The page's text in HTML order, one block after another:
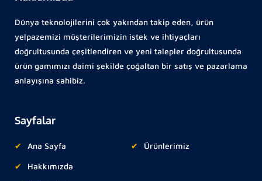
Dünya teknolojilerini çok yakından takip eden, ürün
yelpazemizi müşterilerimizin istek ve ihtiyaçları
doğrultusunda çeşitlendiren ve yeni talepler doğrultusunda
ürün gamımızı daimi şekilde çoğaltan bir satış ve pazarlama
anlayışına sahibiz.
Sayfalar
Ana Sayfa
Hakkımızda
Ürünlerimiz